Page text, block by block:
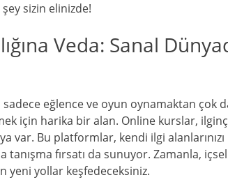
sizin elinizde!
Veda: Sanal
eğlence ve oyun oynamaktan çok
için harika bir alan. Online kurslar,
var. Bu platformlar, kendi ilgi
tanışma fırsatı da sunuyor. Zamanla,
yeni yollar keşfedeceksiniz.